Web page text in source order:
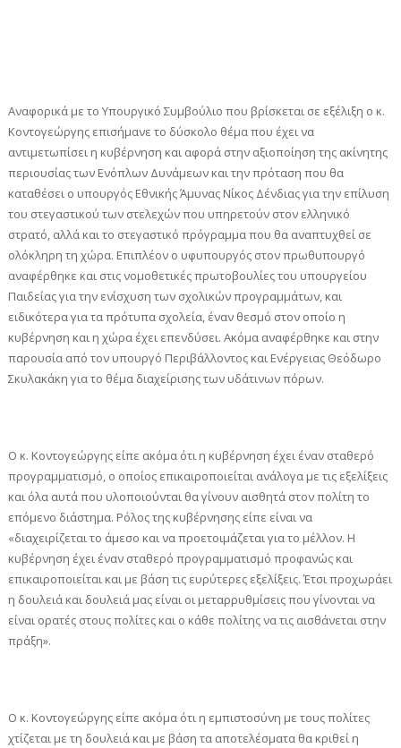
Αναφορικά με το Υπουργικό Συμβούλιο που βρίσκεται σε εξέλιξη ο κ.
Κοντογεώργης επισήμανε το δύσκολο θέμα που έχει να
αντιμετωπίσει η κυβέρνηση και αφορά στην αξιοποίηση της ακίνητης
περιουσίας των Ενόπλων Δυνάμεων και την πρόταση που θα
καταθέσει ο υπουργός Εθνικής Άμυνας Νίκος Δένδιας για την επίλυση
του στεγαστικού των στελεχών που υπηρετούν στον ελληνικό
στρατό, αλλά και το στεγαστικό πρόγραμμα που θα αναπτυχθεί σε
ολόκληρη τη χώρα. Επιπλέον ο υφυπουργός στον πρωθυπουργό
αναφέρθηκε και στις νομοθετικές πρωτοβουλίες του υπουργείου
Παιδείας για την ενίσχυση των σχολικών προγραμμάτων, και
ειδικότερα για τα πρότυπα σχολεία, έναν θεσμό στον οποίο η
κυβέρνηση και η χώρα έχει επενδύσει. Ακόμα αναφέρθηκε και στην
παρουσία από τον υπουργό Περιβάλλοντος και Ενέργειας Θεόδωρο
Σκυλακάκη για το θέμα διαχείρισης των υδάτινων πόρων.
Ο κ. Κοντογεώργης είπε ακόμα ότι η κυβέρνηση έχει έναν σταθερό
προγραμματισμό, ο οποίος επικαιροποιείται ανάλογα με τις εξελίξεις
και όλα αυτά που υλοποιούνται θα γίνουν αισθητά στον πολίτη το
επόμενο διάστημα. Ρόλος της κυβέρνησης είπε είναι να
«διαχειρίζεται το άμεσο και να προετοιμάζεται για το μέλλον. Η
κυβέρνηση έχει έναν σταθερό προγραμματισμό προφανώς και
επικαιροποιείται και με βάση τις ευρύτερες εξελίξεις. Έτσι προχωράει
η δουλειά και δουλειά μας είναι οι μεταρρυθμίσεις που γίνονται να
είναι ορατές στους πολίτες και ο κάθε πολίτης να τις αισθάνεται στην
πράξη».
Ο κ. Κοντογεώργης είπε ακόμα ότι η εμπιστοσύνη με τους πολίτες
χτίζεται με τη δουλειά και με βάση τα αποτελέσματα θα κριθεί η